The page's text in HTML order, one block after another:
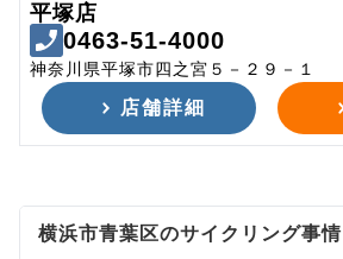
平塚店
0463-51-4000
神奈川県平塚市四之宮５－２９－１
店舗詳細
横浜市青葉区のサイクリング事情